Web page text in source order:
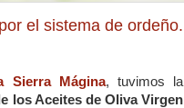
el sistema de ordeño.
Sierra Mágina, tuvimos la
los Aceites de Oliva Virgen